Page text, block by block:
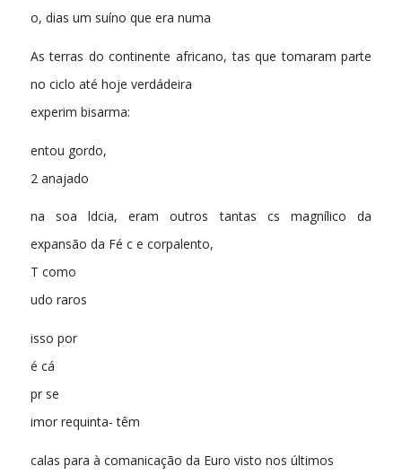
o, dias um suíno que era numa
As terras do continente africano, tas que tomaram parte
no ciclo até hoje verdádeira
experim bisarma:
entou gordo,
2 anajado
na soa ldcia, eram outros tantas cs magnílico da
expansão da Fé c e corpalento,
T como
udo raros
isso por
é cá
pr se
imor requinta- têm
calas para à comanicação da Euro visto nos últimos